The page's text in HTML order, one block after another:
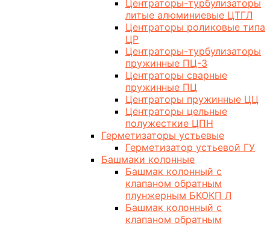
Центраторы-турбулизаторы
литые алюминиевые ЦТГЛ
Центраторы роликовые типа
ЦР
Центраторы-турбулизаторы
пружинные ПЦ-3
Центраторы сварные
пружинные ПЦ
Центраторы пружинные ЦЦ
Центраторы цельные
полужесткие ЦПН
Герметизаторы устьевые
Герметизатор устьевой ГУ
Башмаки колонные
Башмак колонный с
клапаном обратным
плунжерным БКОКП Л
Башмак колонный с
клапаном обратным